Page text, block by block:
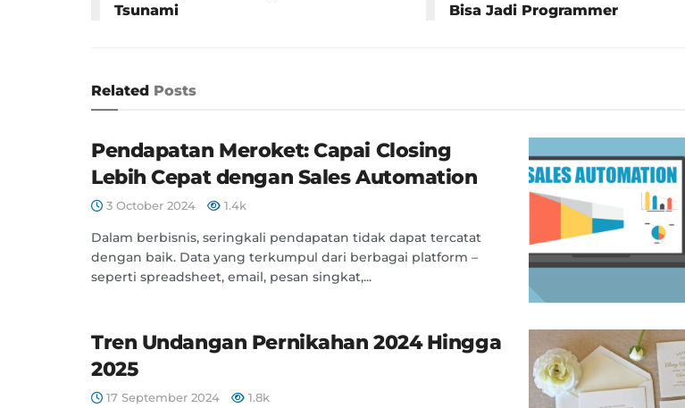
Tsunami
Bisa Jadi Programmer
Related Posts
Pendapatan Meroket: Capai Closing
Lebih Cepat dengan Sales Automation
3 October 2024 1.4k
Dalam berbisnis, seringkali pendapatan tidak dapat tercatat
dengan baik. Data yang terkumpul dari berbagai platform –
seperti spreadsheet, email, pesan singkat,...
Tren Undangan Pernikahan 2024 Hingga
2025
17 September 2024 1.8k